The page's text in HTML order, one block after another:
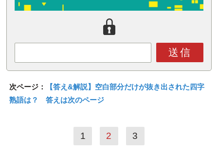
送信
次ページ：
【答え&解説】空白部分だけが抜き出された四字
熟語は？ 答えは次のページ
1 2 3